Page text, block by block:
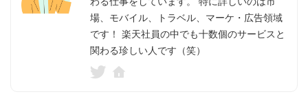
場、モバイル、トラベル、マーケ・広告領域
です！ 楽天社員の中でも十数個のサービスと
関わる珍しい人です（笑）